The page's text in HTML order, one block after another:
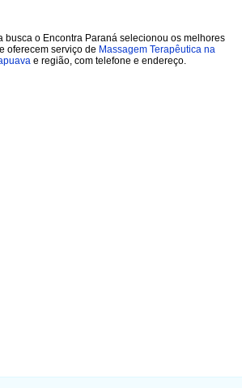
busca o Encontra Paraná selecionou os melhores
oferecem serviço de Massagem Terapêutica na
e região, com telefone e endereço.